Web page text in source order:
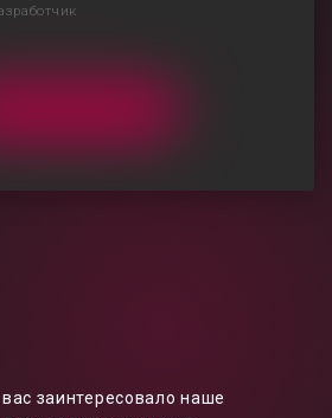
заинтересовало наше